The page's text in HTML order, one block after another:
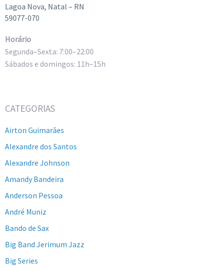
Lagoa Nova, Natal – RN
59077-070
Horário
Segunda–Sexta: 7:00–22:00
Sábados e domingos: 11h–15h
CATEGORIAS
Airton Guimarães
Alexandre dos Santos
Alexandre Johnson
Amandy Bandeira
Anderson Pessoa
André Muniz
Bando de Sax
Big Band Jerimum Jazz
Big Series